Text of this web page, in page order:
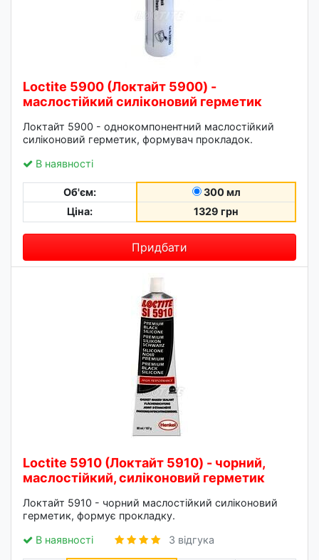
Loctite 5900 (Локтайт 5900) -
маслостійкий силіконовий герметик
Локтайт 5900 - однокомпонентний маслостійкий
силіконовий герметик, формувач прокладок.
В наявності
Об'єм:
300 мл
Ціна:
1329 грн
Придбати
Loctite 5910 (Локтайт 5910) - чорний,
маслостійкий, силіконовий герметик
Локтайт 5910 - чорний маслостійкий силіконовий
герметик, формує прокладку.
В наявності
3 відгука